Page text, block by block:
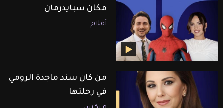
مكان سبايدرمان
أفلام
من كان سند ماجدة الرومي
في رحلتها